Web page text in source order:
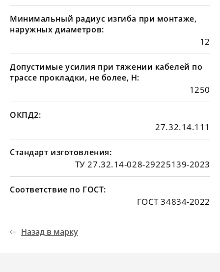
Минимальный радиус изгиба при монтаже,
наружных диаметров:
12
Допустимые усилия при тяжении кабелей по
трассе прокладки, не более, Н:
1250
ОКПД2:
27.32.14.111
Стандарт изготовления:
ТУ 27.32.14-028-29225139-2023
Соответствие по ГОСТ:
ГОСТ 34834-2022
Назад в марку